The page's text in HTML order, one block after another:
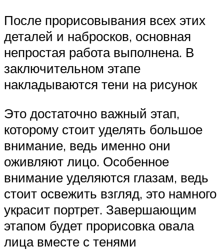
После прорисовывания всех этих
деталей и набросков, основная
непростая работа выполнена. В
заключительном этапе
накладываются тени на рисунок
Это достаточно важный этап,
которому стоит уделять большое
внимание, ведь именно они
оживляют лицо. Особенное
внимание уделяются глазам, ведь
стоит освежить взгляд, это намного
украсит портрет. Завершающим
этапом будет прорисовка овала
лица вместе с тенями